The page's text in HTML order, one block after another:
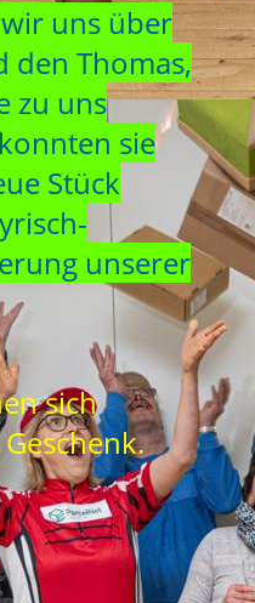
uns über
den Thomas,
zu uns
sie
Stück
unserer
sich